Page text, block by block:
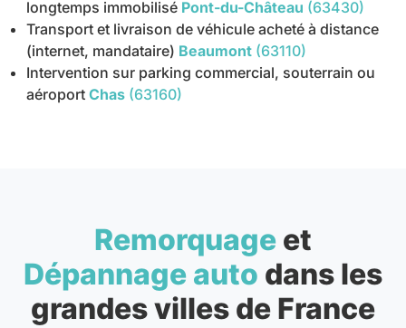
longtemps immobilisé Pont-du-Château (63430)
Transport et livraison de véhicule acheté à distance
(internet, mandataire) Beaumont (63110)
Intervention sur parking commercial, souterrain ou
aéroport Chas (63160)
Remorquage et
Dépannage auto dans les
grandes villes de France